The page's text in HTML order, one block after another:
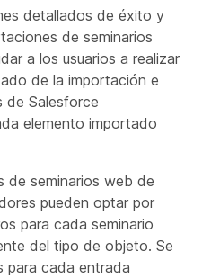
detallados de éxito y
de seminarios
a los usuarios a realizar
de la importación e
de Salesforce
elemento importado
de seminarios web de
pueden optar por
para cada seminario
del tipo de objeto. Se
para cada entrada